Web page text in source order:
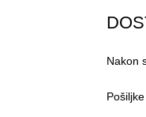
Nakon